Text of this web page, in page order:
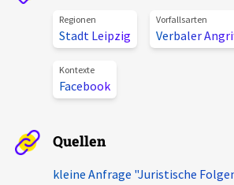
Phänomene
Alle Beiträge
Veranstaltungen
Projektbeschreibung
Regionen
Stadt Leipzig
Vorfallsarten
Verbaler
Kontexte
Facebook
Quellen
kleine Anfrage "Juristische